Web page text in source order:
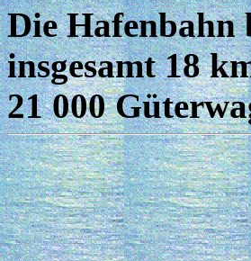
Die Hafenbahn
insgesamt 18
21 000